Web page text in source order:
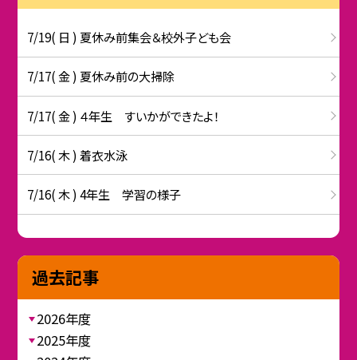
7/19( 日 ) 夏休み前集会＆校外子ども会
7/17( 金 ) 夏休み前の大掃除
7/17( 金 ) ４年生 すいかができたよ！
7/16( 木 ) 着衣水泳
7/16( 木 ) 4年生 学習の様子
過去記事
2026年度
2025年度